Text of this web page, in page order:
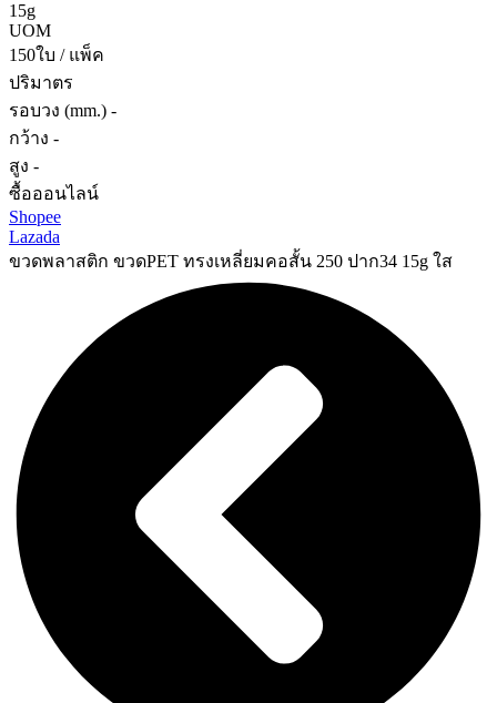
15g
UOM
150ใบ / แพ็ค
ปริมาตร
รอบวง (mm.) -
กว้าง -
สูง -
ซื้อออนไลน์
Shopee
Lazada
ขวดพลาสติก ขวดPET ทรงเหลี่ยมคอสั้น 250 ปาก34 15g ใส